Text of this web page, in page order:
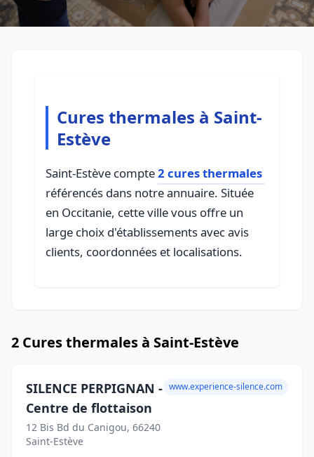
Cures thermales à Saint-
Estève
Saint-Estève compte2 cures thermales
référencés dans notre annuaire. Située
en Occitanie, cette ville vous offre un
large choix d'établissements avec avis
clients, coordonnées et localisations.
2 Cures thermales à Saint-Estève
SILENCE PERPIGNAN -
Centre de flottaison
12 Bis Bd du Canigou, 66240
Saint-Estève
www.experience-silence.com